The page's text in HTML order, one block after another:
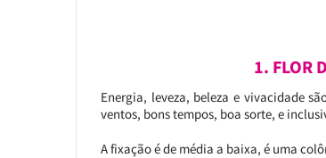
1. FLOR
Energia, leveza, beleza e vivacidade
ventos, bons tempos, boa sorte, e
A fixação é de média a baixa, é uma